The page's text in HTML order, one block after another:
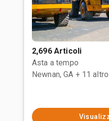
2,696 Articoli
Asta a tempo
Newnan, GA + 11 altro